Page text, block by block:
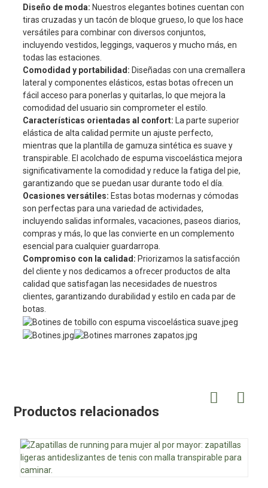
Diseño de moda: Nuestros elegantes botines cuentan con
tiras cruzadas y un tacón de bloque grueso, lo que los hace
versátiles para combinar con diversos conjuntos,
incluyendo vestidos, leggings, vaqueros y mucho más, en
todas las estaciones.
Comodidad y portabilidad: Diseñadas con una cremallera
lateral y componentes elásticos, estas botas ofrecen un
fácil acceso para ponerlas y quitarlas, lo que mejora la
comodidad del usuario sin comprometer el estilo.
Características orientadas al confort:
La parte superior
elástica de alta calidad permite un ajuste perfecto,
mientras que la plantilla de gamuza sintética es suave y
transpirable. El acolchado de espuma viscoelástica mejora
significativamente la comodidad y reduce la fatiga del pie,
garantizando que se puedan usar durante todo el día.
Ocasiones versátiles: Estas botas modernas y cómodas
son perfectas para una variedad de actividades,
incluyendo salidas informales, vacaciones, paseos diarios,
compras y más, lo que las convierte en un complemento
esencial para cualquier guardarropa.
Compromiso con la calidad: Priorizamos la satisfacción
del cliente y nos dedicamos a ofrecer productos de alta
calidad que satisfagan las necesidades de nuestros
clientes, garantizando durabilidad y estilo en cada par de
botas.
Productos relacionados